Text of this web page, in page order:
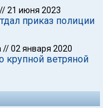
//21 июня 2023
приказ полиции
//02 января 2020
крупной ветряной